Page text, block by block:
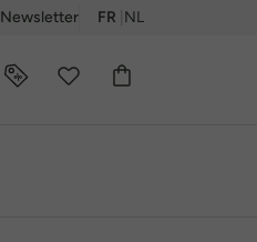
Newsletter FR NL